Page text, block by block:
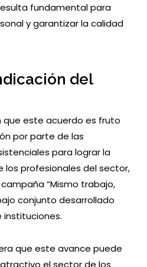
fundamental para
y garantizar la calidad
del
que este acuerdo es fruto
por parte de las
para lograr la
los profesionales del sector,
“Mismo trabajo,
conjunto desarrollado
instituciones.
que este avance puede
el sector de los